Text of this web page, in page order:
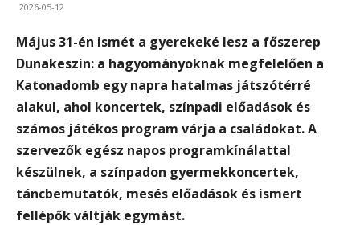
2026-05-12
Május 31-én ismét a gyerekeké lesz a főszerep
Dunakeszin: a hagyományoknak megfelelően a
Katonadomb egy napra hatalmas játszótérré
alakul, ahol koncertek, színpadi előadások és
számos játékos program várja a családokat. A
szervezők egész napos programkínálattal
készülnek, a színpadon gyermekkoncertek,
táncbemutatók, mesés előadások és ismert
fellépők váltják egymást.